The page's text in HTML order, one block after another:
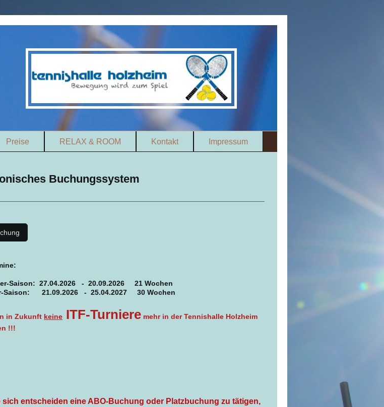
Preise RELAX & ROOM Kontakt Impressum
Buchungssystem
Termine:
Saison: 27.04.2026 - 20.09.2026 21 Wochen
Saison: 21.09.2026 - 25.04.2027 30 Wochen
in Zukunft keine ITF-Turniere mehr in der Tennishalle Holzheim
!!!
sich entscheiden eine ABO-Buchung oder Platzbuchung zu tätigen,